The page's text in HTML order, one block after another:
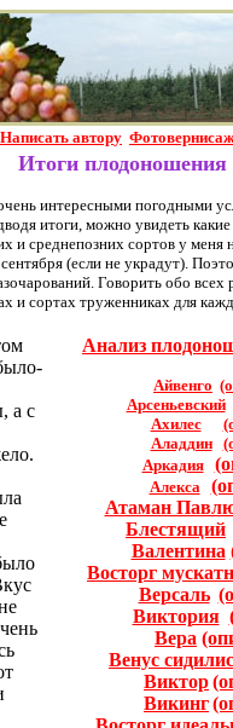
Написать автору
Итоги плодоношения
интересными погодными
итоги, можно увидеть какие
и среднепозних сортов у
(если не украдут).
Говорить обо
и сортах труженниках для
а с
Анализ
Айвенго
Арсеньевский
Ахилес
Аладдин
Аркадия
Алекса
Атаман
Блестящий
Валентина
Восторг
Версаль
Виктория
Вера
Венус сидилис
Виктор
Викинг